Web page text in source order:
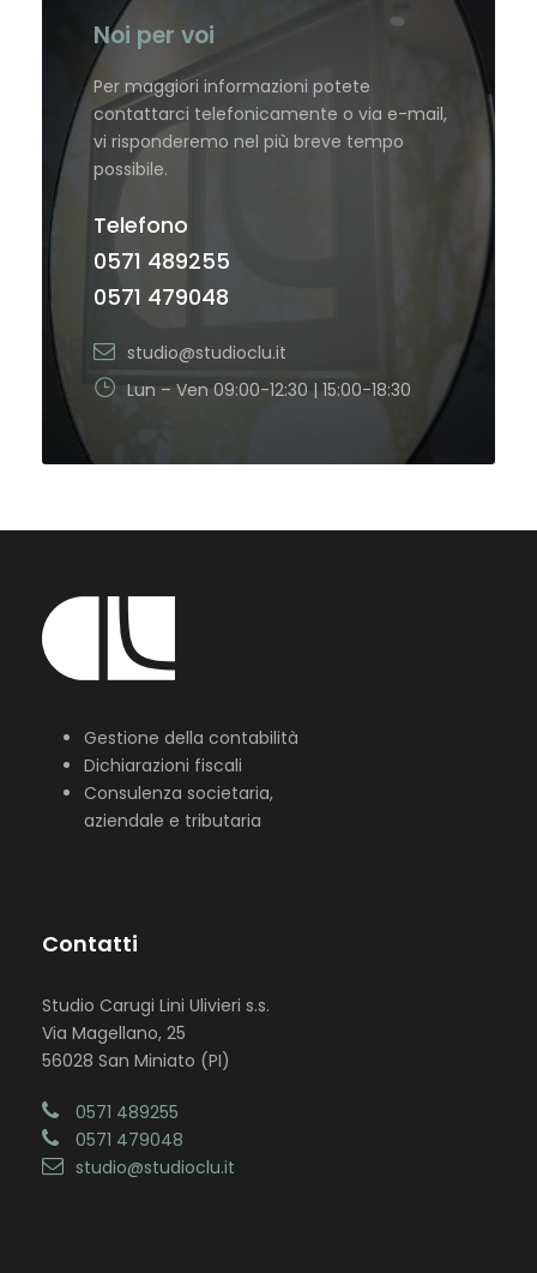
Noi per voi
Per maggiori informazioni potete
contattarci telefonicamente o via e-mail,
vi risponderemo nel più breve tempo
possibile.
Telefono
0571 489255
0571 479048
studio@studioclu.it
Lun – Ven 09:00-12:30 | 15:00-18:30
Gestione della contabilità
Dichiarazioni fiscali
Consulenza societaria,
aziendale e tributaria
Contatti
Studio Carugi Lini Ulivieri s.s.
Via Magellano, 25
56028 San Miniato (PI)
0571 489255
0571 479048
studio@studioclu.it